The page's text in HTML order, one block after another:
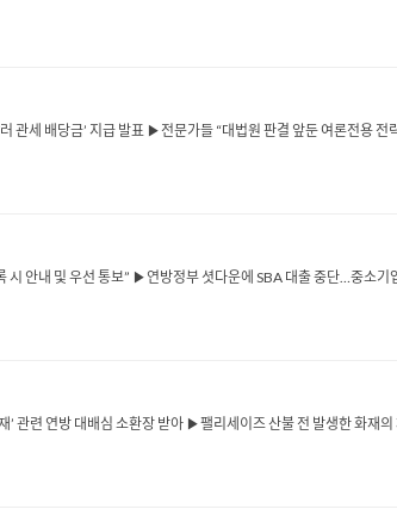
세 배당금’ 지급 발표 ▶전문가들 “대법원 판결 앞둔 여론전용 전
안내 및 우선 통보” ▶연방정부 셧다운에 SBA 대출 중단…중소기
련 연방 대배심 소환장 받아 ▶팰리세이즈 산불 전 발생한 화재의